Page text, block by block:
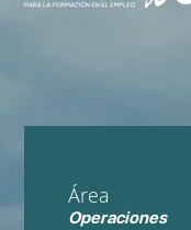
Área
Operaciones